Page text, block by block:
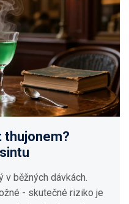
thujonem?
v běžných dávkách.
- skutečné riziko je